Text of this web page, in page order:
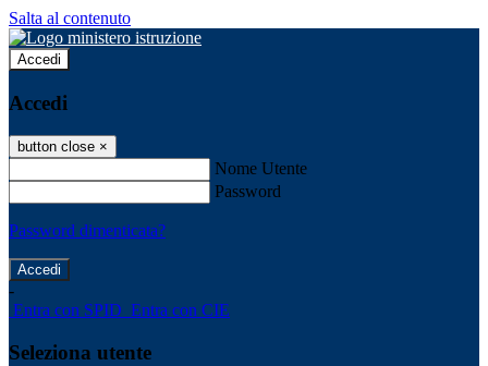
Salta al contenuto
Accedi
Accedi
button close ×
Nome Utente
Password
Password dimenticata?
-
Entra con SPID Entra con CIE
Seleziona utente